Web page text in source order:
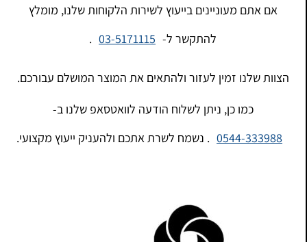
אם אתם מעוניינים בייעוץ לשירות הלקוחות שלנו, מומלץ
להתקשר ל-
03-5171115
הצוות שלנו זמין לעזור ולהתאים את המוצר המושלם עבורכם.
כמו כן, ניתן לשלוח הודעה לוואטסאפ שלנו ב-
0544-333988
. נשמח לשרת אתכם ולהעניק ייעוץ מקצועי.